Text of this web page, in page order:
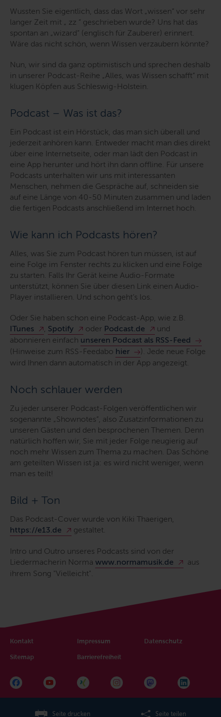
Wussten Sie eigentlich, dass das Wort „wissen“ vor sehr
langer Zeit mit „ zz “ geschrieben wurde? Uns hat das
spontan an „wizard“ (englisch für Zauberer) erinnert.
Wäre das nicht schön, wenn Wissen verzaubern könnte?
Nun, wir sind da ganz optimistisch und sprechen deshalb
in unserer Podcast-Reihe „Alles, was Wissen schafft“ mit
klugen Köpfen aus Schleswig-Holstein.
Podcast – Was ist das?
Ein Podcast ist ein Hörstück, das man sich überall und
jederzeit anhören kann. Entweder macht man dies direkt
über eine Internetseite, oder man lädt den Podcast in
eine App herunter und hört ihn dann offline. Für unsere
Podcasts unterhalten wir uns mit interessanten
Menschen, nehmen die Gespräche auf, schneiden sie
auf eine Länge von 40-50 Minuten zusammen und laden
die fertigen Podcasts anschließend im Internet hoch.
Wie kann ich Podcasts hören?
Alles, was Sie zum Podcast hören tun müssen, ist auf
eine Folge im Fenster rechts zu klicken und eine Folge
zu starten. Falls Ihr Gerät keine Audio-Formate
unterstützt, können Sie über diesen Link einen Audio-
Player installieren. Und schon geht’s los.
Oder Sie haben schon eine Podcast-App, wie z.B.
ITunes
, Spotify oder Podcast.de
und
abonnieren einfach unseren Podcast als RSS-Feed
(Hinweise zum RSS-Feedabo hier
). Jede neue Folge
wird Ihnen dann automatisch in der App angezeigt.
Noch schlauer werden
Zu jeder unserer Podcast-Folgen veröffentlichen wir
sogenannte „Shownotes“, also Zusatzinformationen zu
unseren Gästen und den besprochenen Themen. Denn
natürlich hoffen wir, Sie mit jeder Folge neugierig auf
noch mehr Wissen zum Thema zu machen. Das Schöne
am geteilten Wissen ist ja: es wird nicht weniger, wenn
man es teilt!
Bild + Ton
Das Podcast-Cover wurde von Kiki Thaerigen,
https://e13.de
gestaltet.
Intro und Outro unseres Podcasts sind von der
Liedermacherin Norma www.normamusik.de
aus
ihrem Song "Vielleicht".
Kontakt Impressum Datenschutz
Sitemap Barrierefreiheit
Seite drucken Seite teilen